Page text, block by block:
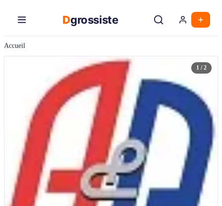
contenu
principal
Dgrossiste
Accueil
1 / 2